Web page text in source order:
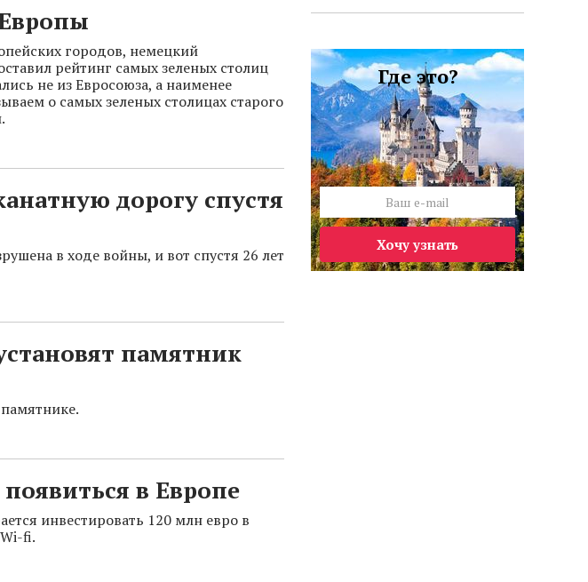
городов, немецкий
рейтинг самых зеленых столиц
не из Евросоюза, а наименее
о самых зеленых столицах старого
дорогу спустя
в ходе войны, и вот спустя 26 лет
памятник
в Европе
инвестировать 120 млн евро в
fi.
Где это?
Хочу узнать